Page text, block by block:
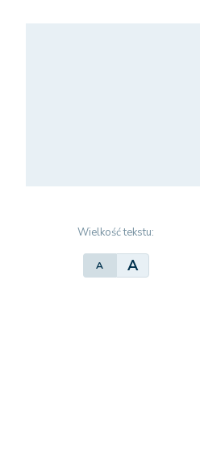
Wielkość tekstu:
A A